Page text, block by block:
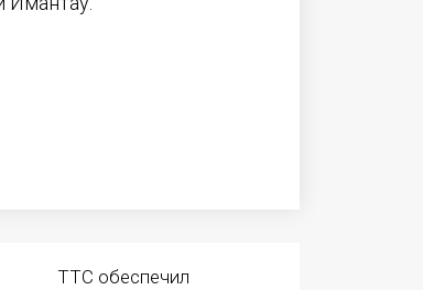
ТТС обеспечил